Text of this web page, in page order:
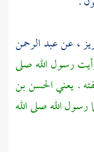
، عنعبد الرحمن
رسول الله صلى
. يعنيالحسن بن
الله صلى الله